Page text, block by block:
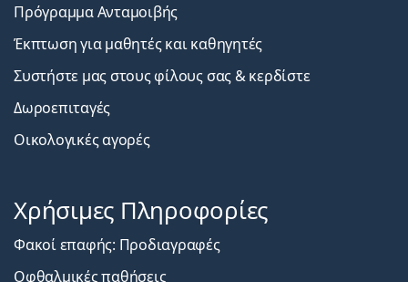
Πρόγραμμα Ανταμοιβής
Έκπτωση για μαθητές και καθηγητές
Συστήστε μας στους φίλους σας & κερδίστε
Δωροεπιταγές
Οικολογικές αγορές
Χρήσιμες Πληροφορίες
Φακοί επαφής: Προδιαγραφές
Οφθαλμικές παθήσεις